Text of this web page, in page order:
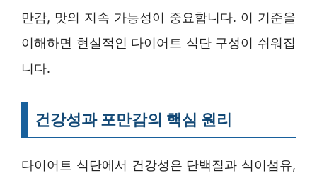
만감, 맛의 지속 가능성이 중요합니다. 이 기준을
이해하면 현실적인 다이어트 식단 구성이 쉬워집
니다.
건강성과 포만감의 핵심 원리
다이어트 식단에서 건강성은 단백질과 식이섬유,